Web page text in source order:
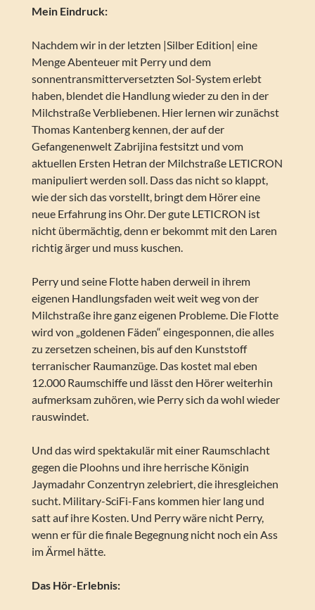
Mein Eindruck:
Nachdem wir in der letzten |Silber Edition| eine
Menge Abenteuer mit Perry und dem
sonnentransmitterversetzten Sol-System erlebt
haben, blendet die Handlung wieder zu den in der
Milchstraße Verbliebenen. Hier lernen wir zunächst
Thomas Kantenberg kennen, der auf der
Gefangenenwelt Zabrijina festsitzt und vom
aktuellen Ersten Hetran der Milchstraße LETICRON
manipuliert werden soll. Dass das nicht so klappt,
wie der sich das vorstellt, bringt dem Hörer eine
neue Erfahrung ins Ohr. Der gute LETICRON ist
nicht übermächtig, denn er bekommt mit den Laren
richtig ärger und muss kuschen.
Perry und seine Flotte haben derweil in ihrem
eigenen Handlungsfaden weit weit weg von der
Milchstraße ihre ganz eigenen Probleme. Die Flotte
wird von „goldenen Fäden“ eingesponnen, die alles
zu zersetzen scheinen, bis auf den Kunststoff
terranischer Raumanzüge. Das kostet mal eben
12.000 Raumschiffe und lässt den Hörer weiterhin
aufmerksam zuhören, wie Perry sich da wohl wieder
rauswindet.
Und das wird spektakulär mit einer Raumschlacht
gegen die Ploohns und ihre herrische Königin
Jaymadahr Conzentryn zelebriert, die ihresgleichen
sucht. Military-SciFi-Fans kommen hier lang und
satt auf ihre Kosten. Und Perry wäre nicht Perry,
wenn er für die finale Begegnung nicht noch ein Ass
im Ärmel hätte.
Das Hör-Erlebnis: